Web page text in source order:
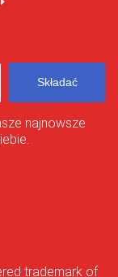
Składać
najnowsze
trademark of